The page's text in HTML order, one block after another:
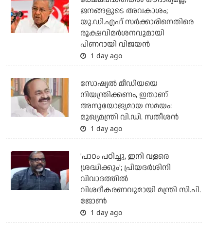
ജനങ്ങളുടെ അവകാശം;
യു.ഡി.എഫ് സര്‍ക്കാരിനെതിരെ
രൂക്ഷവിമര്‍ശനവുമായി
പിണറായി വിജയന്‍
1 day ago
സോഷ്യല്‍ മീഡിയയെ
നിയന്ത്രിക്കണം, ഇതാണ്
അനുയോജ്യമായ സമയം:
മുഖ്യമന്ത്രി വി.ഡി. സതീശന്‍
1 day ago
'പാഠം പഠിച്ചു, ഇനി വളരെ
ശ്രദ്ധിക്കും'; പ്രിയദര്‍ശിനി
വിവാദത്തില്‍
വിശദീകരണവുമായി മന്ത്രി സി.പി.
ജോണ്‍
1 day ago